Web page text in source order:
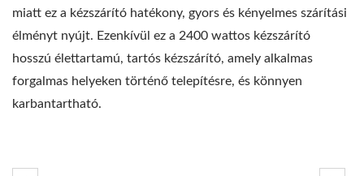
miatt ez a kézszárító hatékony, gyors és kényelmes szárítási
élményt nyújt. Ezenkívül ez a 2400 wattos kézszárító
hosszú élettartamú, tartós kézszárító, amely alkalmas
forgalmas helyeken történő telepítésre, és könnyen
karbantartható.